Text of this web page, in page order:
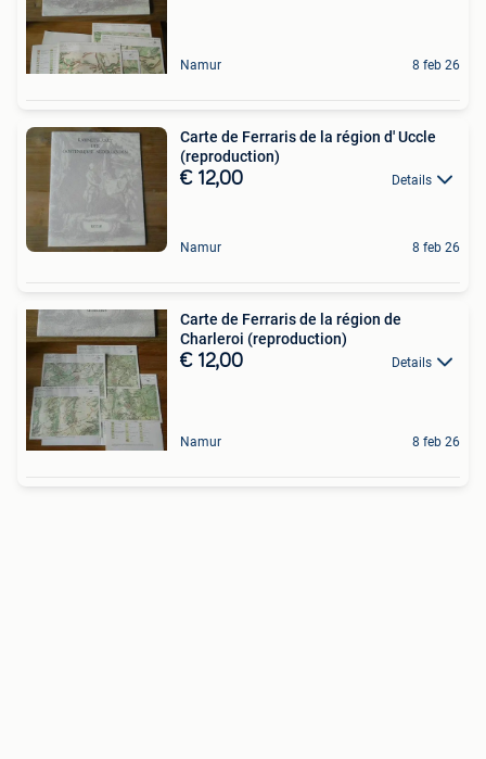
Namur 8 feb 26
Carte de Ferraris de la région d' Uccle
(reproduction)
€ 12,00 Details
Namur 8 feb 26
Carte de Ferraris de la région de
Charleroi (reproduction)
€ 12,00 Details
Namur 8 feb 26